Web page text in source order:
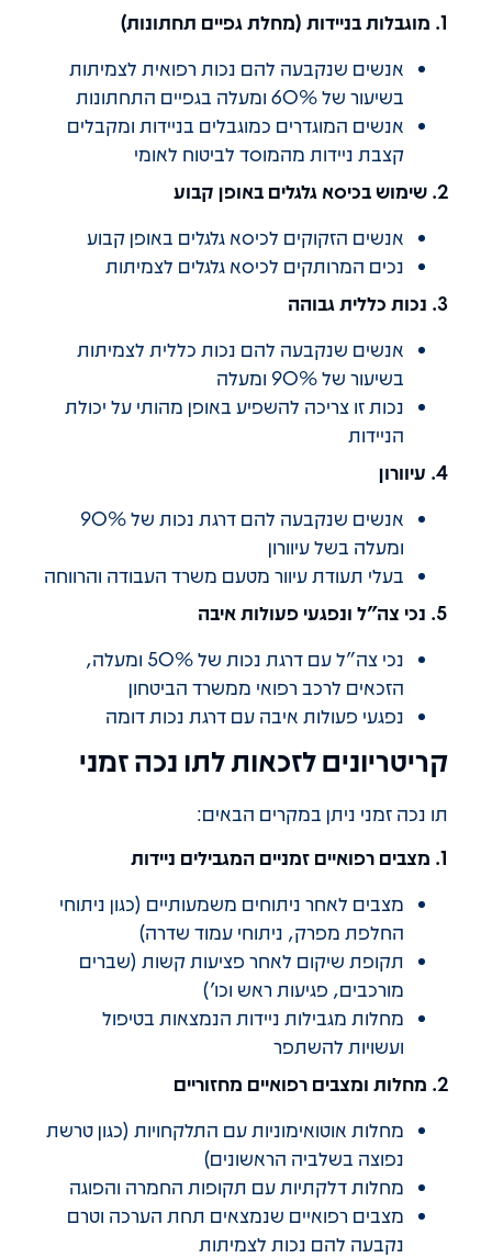
1. מוגבלות בניידות (מחלת גפיים תחתונות)
אנשים שנקבעה להם נכות רפואית לצמיתות
בשיעור של 60% ומעלה בגפיים התחתונות
אנשים המוגדרים כמוגבלים בניידות ומקבלים
קצבת ניידות מהמוסד לביטוח לאומי
2. שימוש בכיסא גלגלים באופן קבוע
אנשים הזקוקים לכיסא גלגלים באופן קבוע
נכים המרותקים לכיסא גלגלים לצמיתות
3. נכות כללית גבוהה
אנשים שנקבעה להם נכות כללית לצמיתות
בשיעור של 90% ומעלה
נכות זו צריכה להשפיע באופן מהותי על יכולת
הניידות
4. עיוורון
אנשים שנקבעה להם דרגת נכות של 90%
ומעלה בשל עיוורון
בעלי תעודת עיוור מטעם משרד העבודה והרווחה
5. נכי צה"ל ונפגעי פעולות איבה
נכי צה"ל עם דרגת נכות של 50% ומעלה,
הזכאים לרכב רפואי ממשרד הביטחון
נפגעי פעולות איבה עם דרגת נכות דומה
קריטריונים לזכאות לתו נכה זמני
תו נכה זמני ניתן במקרים הבאים:
1. מצבים רפואיים זמניים המגבילים ניידות
מצבים לאחר ניתוחים משמעותיים (כגון ניתוחי
החלפת מפרק, ניתוחי עמוד שדרה)
תקופת שיקום לאחר פציעות קשות (שברים
מורכבים, פגיעות ראש וכו')
מחלות מגבילות ניידות הנמצאות בטיפול
ועשויות להשתפר
2. מחלות ומצבים רפואיים מחזוריים
מחלות אוטואימוניות עם התלקחויות (כגון טרשת
נפוצה בשלביה הראשונים)
מחלות דלקתיות עם תקופות החמרה והפוגה
מצבים רפואיים שנמצאים תחת הערכה וטרם
נקבעה להם נכות לצמיתות